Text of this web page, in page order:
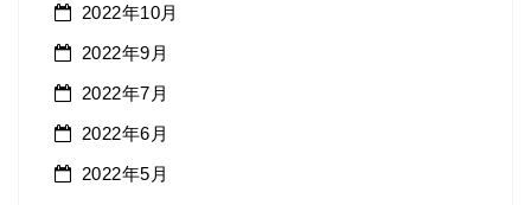
2022年10月
2022年9月
2022年7月
2022年6月
2022年5月